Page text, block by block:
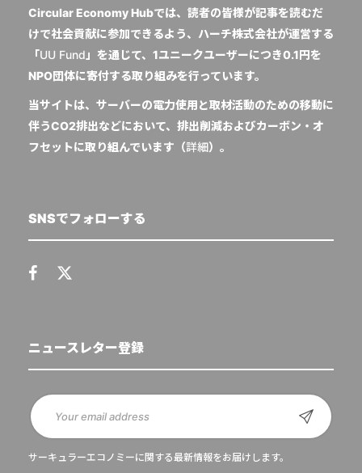
Circular Economy Hubでは、読者の皆様が記事を読むだ
けで社会貢献に参加できるよう、ハーチ株式会社が運営する
「UU Fund 」を通じて、1ユニークユーザーにつき0.1円を
NPO団体に寄付する取り組みを行っています。
当サイトは、サーバーの電力使用と取材活動のための移動に
伴うCO2排出などにおいて、排出削減およびカーボン・オ
フセットに取り組んでいます（詳細）。
SNSでフォローする
ニュースレター登録
サーキュラーエコノミーに関する最新情報をお届けします。